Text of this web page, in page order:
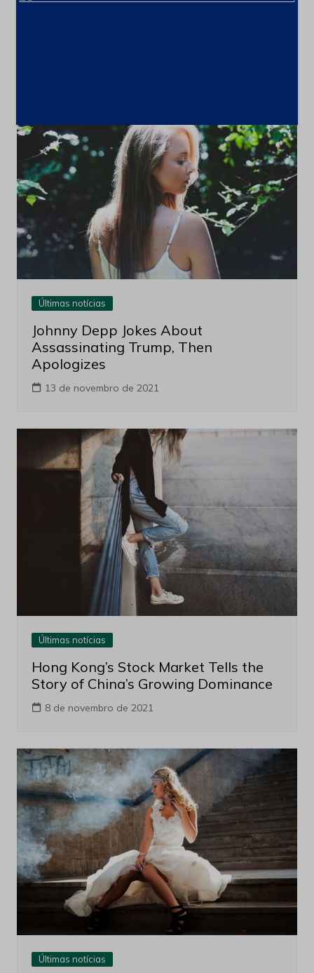
Últimas notícias
Johnny Depp Jokes About
Assassinating Trump, Then
Apologizes
13 de novembro de 2021
Últimas notícias
Hong Kong’s Stock Market Tells the
Story of China’s Growing Dominance
8 de novembro de 2021
Últimas notícias